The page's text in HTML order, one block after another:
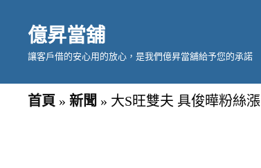
億昇當舖
讓客戶借的安心用的放心，是我們億昇當舖給予您的承諾
首頁 » 新聞 » 大S旺雙夫 具俊曄粉絲漲